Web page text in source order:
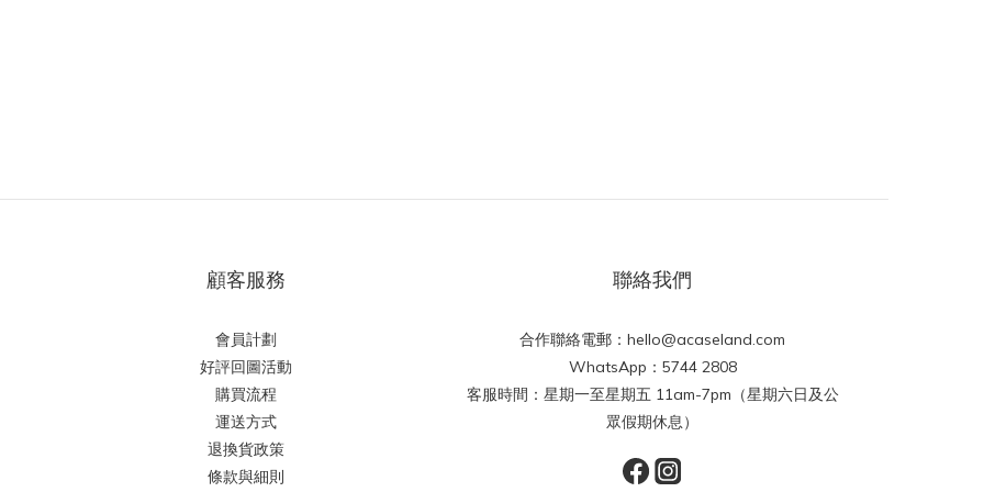
顧客服務
會員計劃
好評回圖活動
購買流程
運送方式
退換貨政策
條款與細則
聯絡我們
合作聯絡電郵：hello@acaseland.com
WhatsApp：5744 2808
客服時間：星期一至星期五 11am-7pm（星期六日及公
眾假期休息）